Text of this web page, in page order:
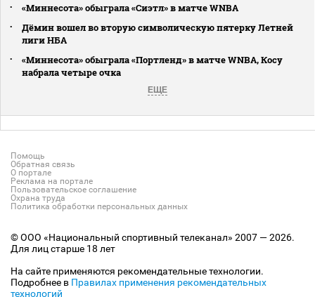
«Миннесота» обыграла «Сиэтл» в матче WNBA
Дёмин вошел во вторую символическую пятерку Летней
лиги НБА
«Миннесота» обыграла «Портленд» в матче WNBA, Косу
набрала четыре очка
ЕЩЕ
Помощь
Обратная связь
О портале
Реклама на портале
Пользовательское соглашение
Охрана труда
Политика обработки персональных данных
© ООО «Национальный спортивный телеканал» 2007 — 2026.
Для лиц старше 18 лет
На сайте применяются рекомендательные технологии.
Подробнее в Правилах применения рекомендательных
технологий